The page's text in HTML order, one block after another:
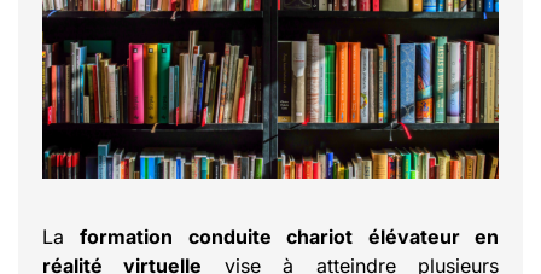
Laformation conduite chariot élévateur en
réalité virtuelle vise à atteindre plusieurs